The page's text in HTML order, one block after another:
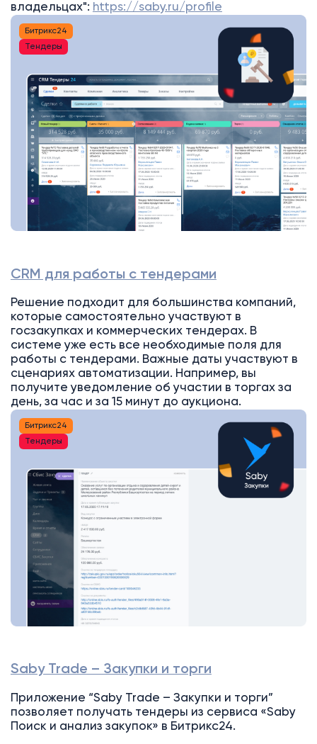
владельцах": https://saby.ru/profile
Битрикс24
Тендеры
CRM для работы с тендерами
Решение подходит для большинства компаний,
которые самостоятельно участвуют в
госзакупках и коммерческих тендерах. В
системе уже есть все необходимые поля для
работы с тендерами. Важные даты участвуют в
сценариях автоматизации. Например, вы
получите уведомление об участии в торгах за
день, за час и за 15 минут до аукциона.
Битрикс24
Тендеры
Saby Trade – Закупки и торги
Приложение “Saby Trade – Закупки и торги”
позволяет получать тендеры из сервиса «Saby
Поиск и анализ закупок» в Битрикс24.